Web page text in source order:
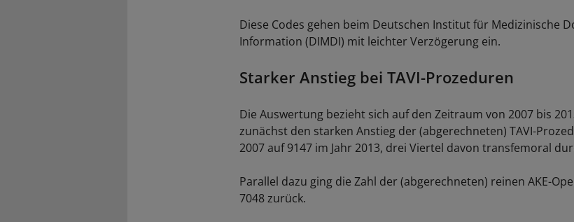
Diese Codes gehen beim Deutschen Institut für Medizinische
Information (DIMDI) mit leichter Verzögerung ein.
Starker Anstieg bei TAVI-Prozeduren
Die Auswertung bezieht sich auf den Zeitraum von 2007 bis
zunächst den starken Anstieg der (abgerechneten) TAVI-
2007 auf 9147 im Jahr 2013, drei Viertel davon transfemoral
Parallel dazu ging die Zahl der (abgerechneten) reinen AKE-
7048 zurück.